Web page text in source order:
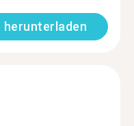
herunterladen